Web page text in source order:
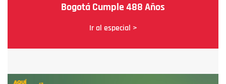
Bogotá Cumple 488 Años
Ir al especial >